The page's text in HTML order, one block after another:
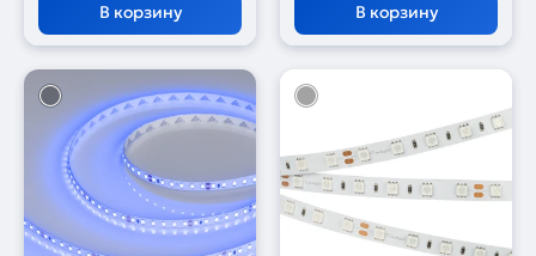
В корзину В корзину